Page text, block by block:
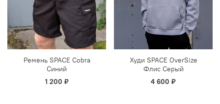
Ремень SPACE Cobra
Синий
1 200 ₽
Худи SPACE OverSize
Флис Серый
4 600 ₽